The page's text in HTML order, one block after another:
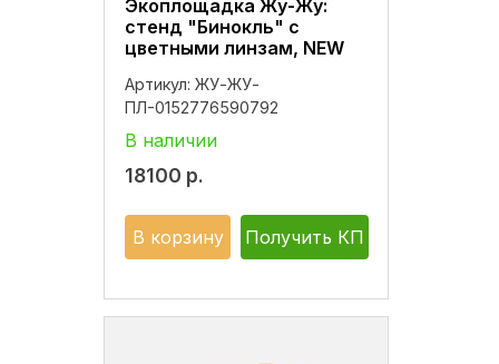
Экоплощадка Жу-Жу:
стенд "Бинокль" с
цветными линзам, NEW
Артикул: ЖУ-ЖУ-
ПЛ-0152776590792
В наличии
18100 р.
В корзину Получить КП